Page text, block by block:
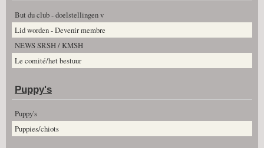
But du club - doelstellingen v
Lid worden - Devenir membre
NEWS SRSH / KMSH
Le comité/het bestuur
Puppy's
Puppy's
Puppies/chiots